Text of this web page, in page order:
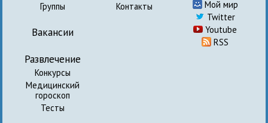
Группы
Вакансии
Развлечение
Конкурсы
Медицинский
гороскоп
Тесты
Контакты
Мой мир
Twitter
Youtube
RSS